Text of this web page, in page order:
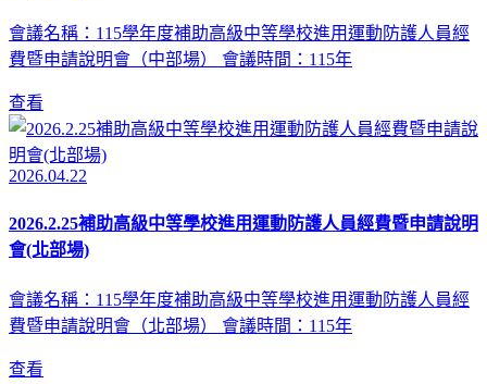
會議名稱：115學年度補助高級中等學校進用運動防護人員經
費暨申請說明會（中部場） 會議時間：115年
查看
2026.04.22
2026.2.25補助高級中等學校進用運動防護人員經費暨申請說明
會(北部場)
會議名稱：115學年度補助高級中等學校進用運動防護人員經
費暨申請說明會（北部場） 會議時間：115年
查看